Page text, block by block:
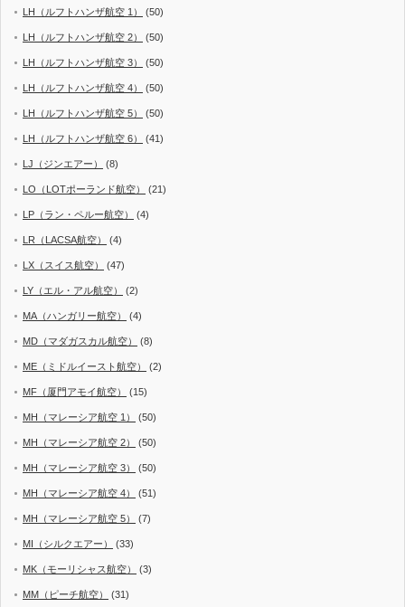
LH（ルフトハンザ航空 1） (50)
LH（ルフトハンザ航空 2） (50)
LH（ルフトハンザ航空 3） (50)
LH（ルフトハンザ航空 4） (50)
LH（ルフトハンザ航空 5） (50)
LH（ルフトハンザ航空 6） (41)
LJ（ジンエアー） (8)
LO（LOTポーランド航空） (21)
LP（ラン・ペルー航空） (4)
LR（LACSA航空） (4)
LX（スイス航空） (47)
LY（エル・アル航空） (2)
MA（ハンガリー航空） (4)
MD（マダガスカル航空） (8)
ME（ミドルイースト航空） (2)
MF（厦門アモイ航空） (15)
MH（マレーシア航空 1） (50)
MH（マレーシア航空 2） (50)
MH（マレーシア航空 3） (50)
MH（マレーシア航空 4） (51)
MH（マレーシア航空 5） (7)
MI（シルクエアー） (33)
MK（モーリシャス航空） (3)
MM（ピーチ航空） (31)